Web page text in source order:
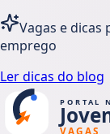
Vagas e
emprego
Ler dicas do blog